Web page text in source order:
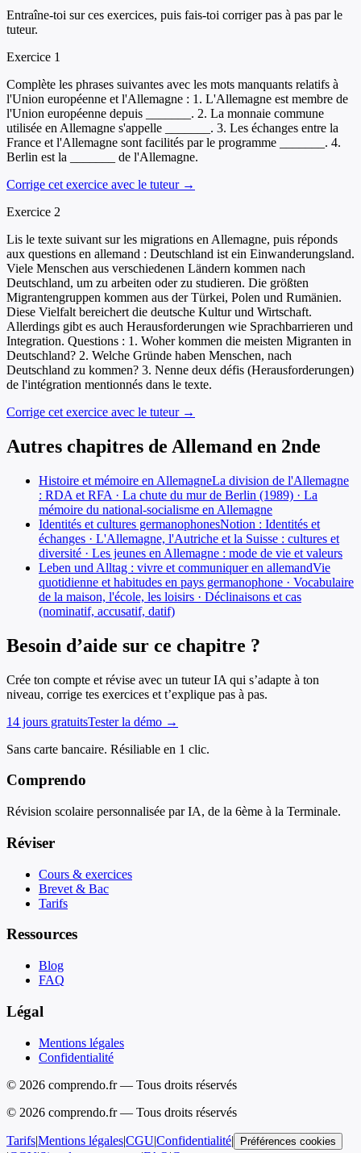
Entraîne-toi sur ces exercices, puis fais-toi corriger pas à pas par le
tuteur.
Exercice 1
Complète les phrases suivantes avec les mots manquants relatifs à
l'Union européenne et l'Allemagne : 1. L'Allemagne est membre de
l'Union européenne depuis _______. 2. La monnaie commune
utilisée en Allemagne s'appelle _______. 3. Les échanges entre la
France et l'Allemagne sont facilités par le programme _______. 4.
Berlin est la _______ de l'Allemagne.
Corrige cet exercice avec le tuteur →
Exercice 2
Lis le texte suivant sur les migrations en Allemagne, puis réponds
aux questions en allemand : Deutschland ist ein Einwanderungsland.
Viele Menschen aus verschiedenen Ländern kommen nach
Deutschland, um zu arbeiten oder zu studieren. Die größten
Migrantengruppen kommen aus der Türkei, Polen und Rumänien.
Diese Vielfalt bereichert die deutsche Kultur und Wirtschaft.
Allerdings gibt es auch Herausforderungen wie Sprachbarrieren und
Integration. Questions : 1. Woher kommen die meisten Migranten in
Deutschland? 2. Welche Gründe haben Menschen, nach
Deutschland zu kommen? 3. Nenne deux défis (Herausforderungen)
de l'intégration mentionnés dans le texte.
Corrige cet exercice avec le tuteur →
Autres chapitres de Allemand en 2nde
Histoire et mémoire en AllemagneLa division de l'Allemagne
: RDA et RFA · La chute du mur de Berlin (1989) · La
mémoire du national-socialisme en Allemagne
Identités et cultures germanophonesNotion : Identités et
échanges · L'Allemagne, l'Autriche et la Suisse : cultures et
diversité · Les jeunes en Allemagne : mode de vie et valeurs
Leben und Alltag : vivre et communiquer en allemandVie
quotidienne et habitudes en pays germanophone · Vocabulaire
de la maison, l'école, les loisirs · Déclinaisons et cas
(nominatif, accusatif, datif)
Besoin d’aide sur ce chapitre ?
Crée ton compte et révise avec un tuteur IA qui s’adapte à ton
niveau, corrige tes exercices et t’explique pas à pas.
14 jours gratuitsTester la démo →
Sans carte bancaire. Résiliable en 1 clic.
Comprendo
Révision scolaire personnalisée par IA, de la 6ème à la Terminale.
Réviser
Cours & exercices
Brevet & Bac
Tarifs
Ressources
Blog
FAQ
Légal
Mentions légales
Confidentialité
© 2026 comprendo.fr — Tous droits réservés
© 2026 comprendo.fr — Tous droits réservés
Tarifs|Mentions légales|CGU|Confidentialité| Préférences cookies